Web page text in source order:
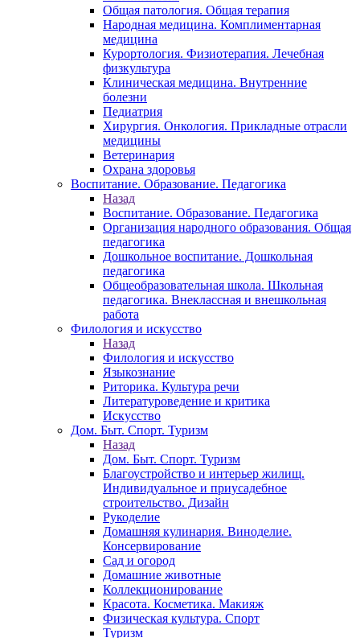
Общая патология. Общая терапия
Народная медицина. Комплиментарная
медицина
Курортология. Физиотерапия. Лечебная
физкультура
Клиническая медицина. Внутренние
болезни
Педиатрия
Хирургия. Онкология. Прикладные отрасли
медицины
Ветеринария
Охрана здоровья
Воспитание. Образование. Педагогика
Назад
Воспитание. Образование. Педагогика
Организация народного образования. Общая
педагогика
Дошкольное воспитание. Дошкольная
педагогика
Общеобразовательная школа. Школьная
педагогика. Внеклассная и внешкольная
работа
Филология и искусство
Назад
Филология и искусство
Языкознание
Риторика. Культура речи
Литературоведение и критика
Искусство
Дом. Быт. Спорт. Туризм
Назад
Дом. Быт. Спорт. Туризм
Благоустройство и интерьер жилищ.
Индивидуальное и приусадебное
строительство. Дизайн
Рукоделие
Домашняя кулинария. Виноделие.
Консервирование
Сад и огород
Домашние животные
Коллекционирование
Красота. Косметика. Макияж
Физическая культура. Спорт
Туризм